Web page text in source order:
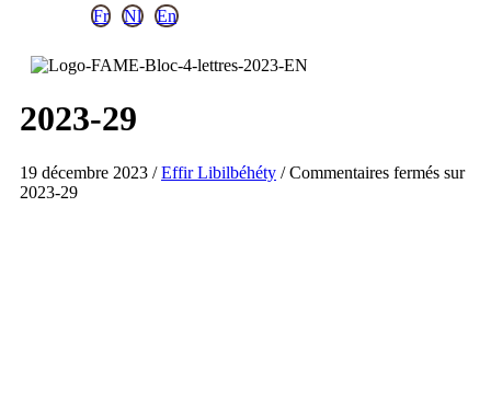
Fr Nl En
2023-29
19 décembre 2023 /Effir Libilbéhéty /Commentaires fermés sur
2023-29